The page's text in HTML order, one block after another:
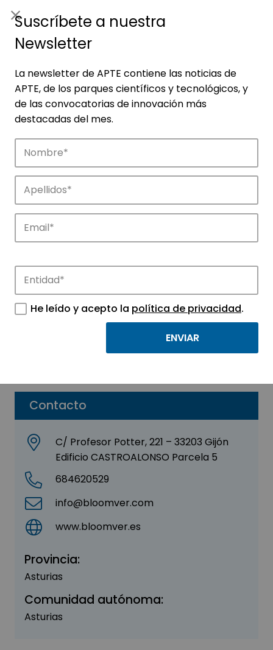
Empresas
Descubre las empresas que impulsan la
innovación en los parques de APTE.
Contacto
C/ Profesor Potter, 221 – 33203 Gijón
Edificio CASTROALONSO Parcela 5
684620529
info@bloomver.com
www.bloomver.es
Provincia:
Asturias
Comunidad autónoma:
Asturias
BLOOMVERTECH, S. L.
INFORMACIÓN, INFORMÁTICA Y
Suscríbete a nuestra
Newsletter
La newsletter de APTE contiene las noticias de
APTE, de los parques científicos y tecnológicos, y
de las convocatorias de innovación más
destacadas del mes.
He leído y acepto la política de privacidad.